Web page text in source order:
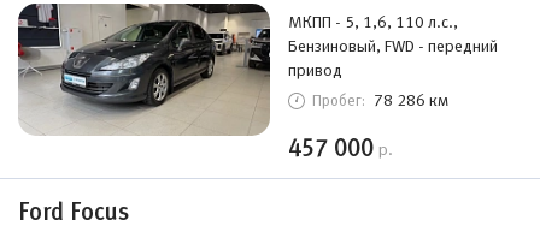
МКПП - 5, 1,6, 110 л.с.,
Бензиновый, FWD - передний
привод
Пробег: 78 286 км
457 000 р.
Ford Focus